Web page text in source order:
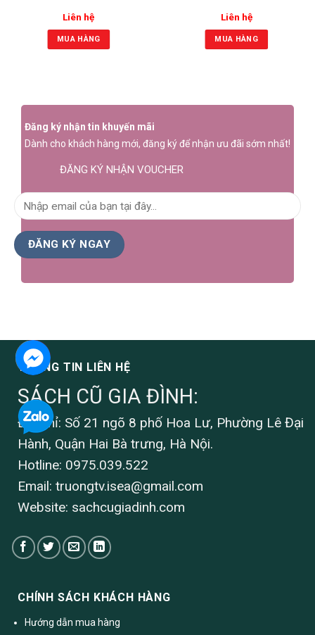
Liên hệ
MUA HÀNG
Liên hệ
MUA HÀNG
Đăng ký nhận tin khuyến mãi
Dành cho khách hàng mới, đăng ký để nhận ưu đãi sớm nhất!
ĐĂNG KÝ NHẬN VOUCHER
THÔNG TIN LIÊN HỆ
SÁCH CŨ GIA ĐÌNH:
Địa chỉ: Số 21 ngõ 8 phố Hoa Lư, Phường Lê Đại
Hành, Quận Hai Bà trưng, Hà Nội.
Hotline: 0975.039.522
Email: truongtv.isea@gmail.com
Website: sachcugiadinh.com
CHÍNH SÁCH KHÁCH HÀNG
Hướng dẫn mua hàng